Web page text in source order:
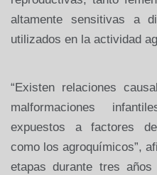
altamente sensitivas a
utilizados en la actividad
“Existen relaciones
malformaciones
expuestos a factores
como los agroquímicos”,
etapas durante tres